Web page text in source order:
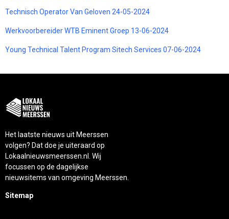
Technisch Operator Van Geloven 24-05-2024
Werkvoorbereider WTB Eminent Groep 13-06-2024
Young Technical Talent Program Sitech Services 07-06-2024
Het laatste nieuws uit Meerssen
volgen? Dat doe je uiteraard op
Lokaalnieuwsmeerssen.nl. Wij
focussen op de dagelijkse
nieuwsitems van omgeving Meerssen.
Sitemap